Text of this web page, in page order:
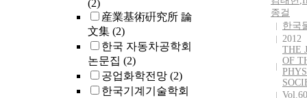
(2)
産業基術硏究所 論
文集 (2)
한국 자동차공학회
논문집 (2)
공업화학전망 (2)
한국기계기술학회
double
Non-
to
of
종걸
한국
2012
THE
OF